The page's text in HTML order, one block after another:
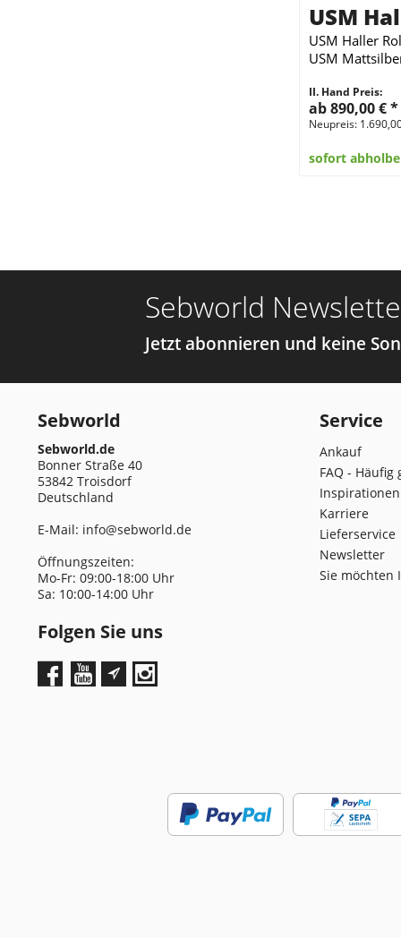
USM
USM Haller
USM
II. Hand Preis:
ab 890,00 €*
Neupreis:
sofort
Sebworld
Jetzt abonnieren und keine
Sebworld
Sebworld.de
Bonner Straße 40
53842 Troisdorf
Deutschland
E-Mail: info@sebworld.de
Öffnungszeiten:
Mo-Fr: 09:00-18:00 Uhr
Sa: 10:00-14:00 Uhr
Folgen Sie uns
Service
Ankauf
FAQ - Häufig
Inspirationen
Karriere
Lieferservice
Newsletter
Sie möchten